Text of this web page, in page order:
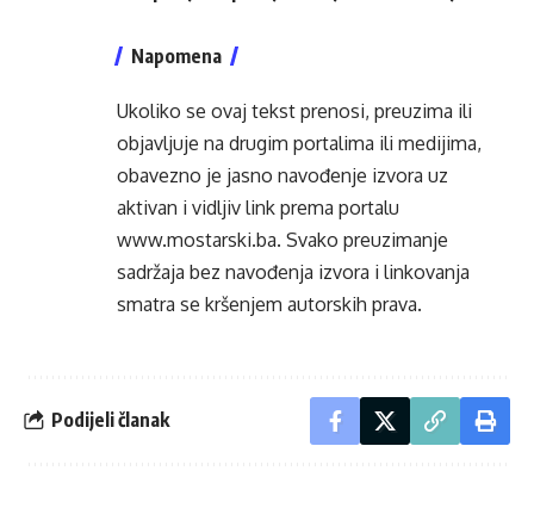
Napomena
Ukoliko se ovaj tekst prenosi, preuzima ili
objavljuje na drugim portalima ili medijima,
obavezno je jasno navođenje izvora uz
aktivan i vidljiv link prema portalu
www.mostarski.ba. Svako preuzimanje
sadržaja bez navođenja izvora i linkovanja
smatra se kršenjem autorskih prava.
Podijeli članak